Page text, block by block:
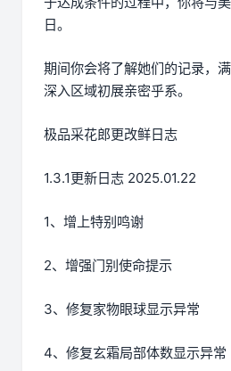
日。
期间你会将了解她们的记录，
深入区域初展亲密乎系。
极品采花郎更改鲜日志
1.3.1更新日志 2025.01.22
1、增上特别鸣谢
2、增强门别使命提示
3、修复家物眼球显示异常
4、修复玄霜局部体数显示异常